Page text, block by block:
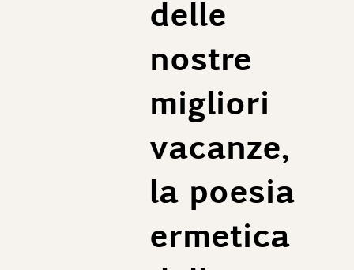
Longueur de manches conseillée : 64 cm
delle
nostre
migliori
vacanze,
la poesia
ermetica